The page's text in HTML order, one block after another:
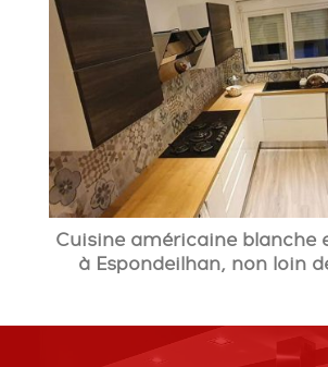
Cuisine américaine blanche
à Espondeilhan, non loin